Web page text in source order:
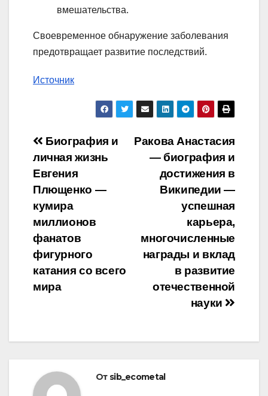
вмешательства.
Своевременное обнаружение заболевания
предотвращает развитие последствий.
Источник
Навигация
по
записям
Ракова Анастасия
— биография и
достижения в
Википедии —
успешная
карьера,
многочисленные
награды и вклад
в развитие
отечественной
науки
Биография и
личная жизнь
Евгения
Плющенко —
кумира
миллионов
фанатов
фигурного
катания со всего
мира
От sib_ecometal